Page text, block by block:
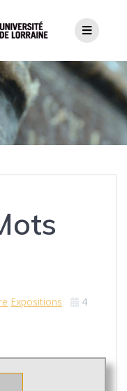
Expositions
4